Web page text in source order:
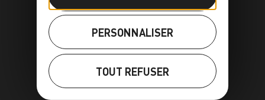
PERSONNALISER
TOUT REFUSER